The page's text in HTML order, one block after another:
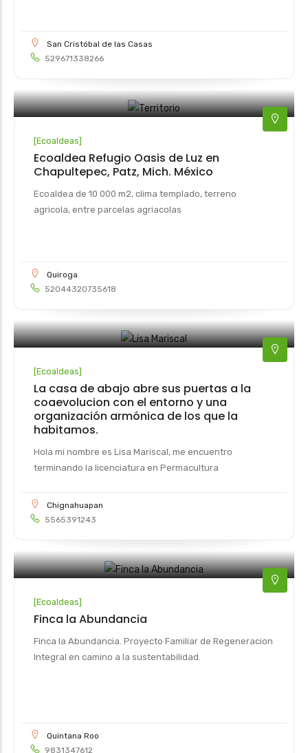
San Cristóbal de las Casas
529671338266
[Ecoaldeas]
Ecoaldea Refugio Oasis de Luz en
Chapultepec, Patz, Mich. México
Ecoaldea de 10 000 m2, clima templado, terreno
agricola, entre parcelas agriacolas
Quiroga
52044320735618
[Ecoaldeas]
La casa de abajo abre sus puertas a la
coaevolucion con el entorno y una
organización armónica de los que la
habitamos.
Hola mi nombre es Lisa Mariscal, me encuentro
terminando la licenciatura en Permacultura
Chignahuapan
5565391243
[Ecoaldeas]
Finca la Abundancia
Finca la Abundancia. Proyecto Familiar de Regeneracion
Integral en camino a la sustentabilidad.
Quintana Roo
9831347612